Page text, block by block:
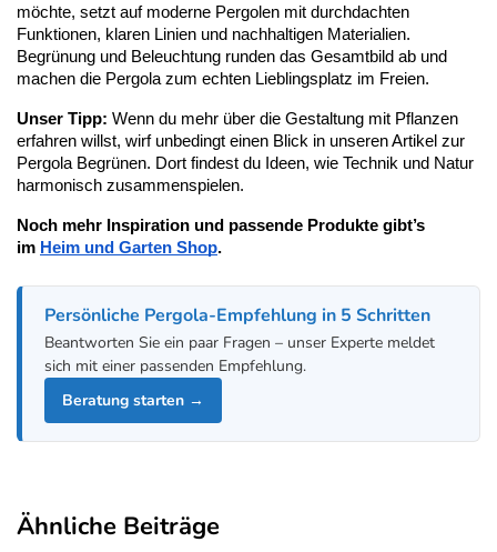
möchte, setzt auf moderne Pergolen mit durchdachten
Funktionen, klaren Linien und nachhaltigen Materialien.
Begrünung und Beleuchtung runden das Gesamtbild ab und
machen die Pergola zum echten Lieblingsplatz im Freien.
Unser Tipp: Wenn du mehr über die Gestaltung mit Pflanzen
erfahren willst, wirf unbedingt einen Blick in unseren Artikel zur
Pergola Begrünen. Dort findest du Ideen, wie Technik und Natur
harmonisch zusammenspielen.
Noch mehr Inspiration und passende Produkte gibt’s
im Heim und Garten Shop.
Persönliche Pergola-Empfehlung in 5 Schritten
Beantworten Sie ein paar Fragen – unser Experte meldet
sich mit einer passenden Empfehlung.
Beratung starten →
Ähnliche Beiträge